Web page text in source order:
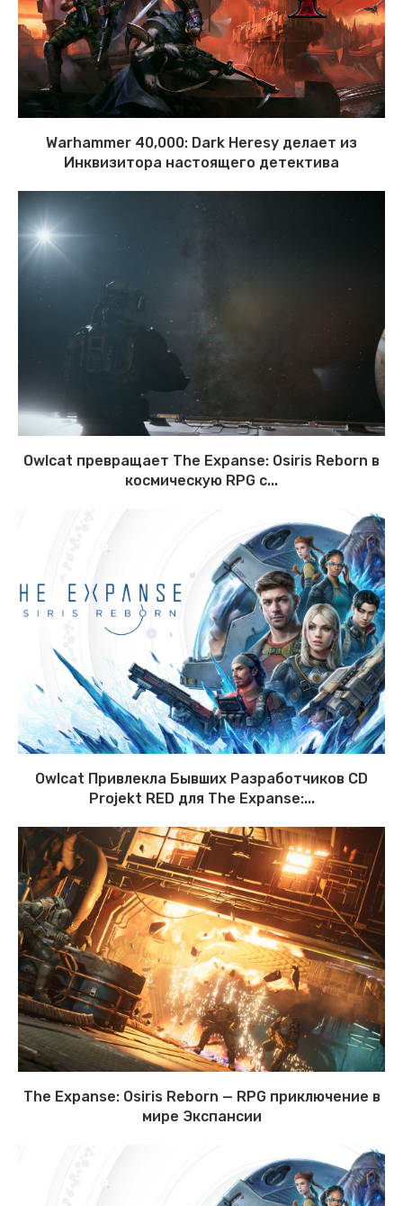
Warhammer 40,000: Dark Heresy делает из
Инквизитора настоящего детектива
Owlcat превращает The Expanse: Osiris Reborn в
космическую RPG с...
Owlcat Привлекла Бывших Разработчиков CD
Projekt RED для The Expanse:...
The Expanse: Osiris Reborn — RPG приключение в
мире Экспансии